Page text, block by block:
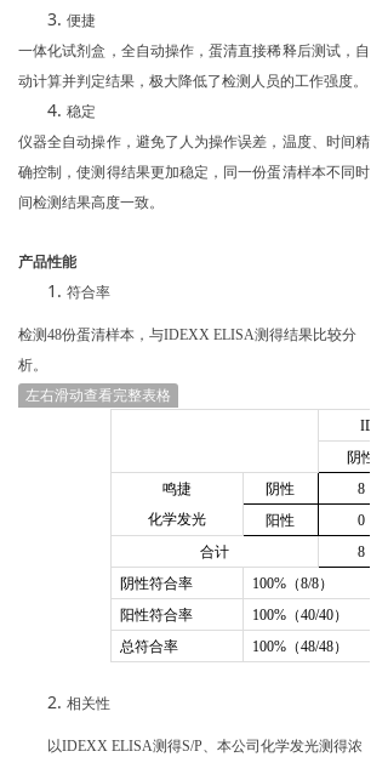
便捷
一体化试剂盒，全自动操作，蛋清直接稀释后测试，自
动计算并判定结果，极大降低了检测人员的工作强度。
稳定
仪器全自动操作，避免了人为操作误差，温度、时间精
确控制，使测得结果更加稳定，同一份蛋清样本不同时
间检测结果高度一致。
产品性能
符合率
检测48份蛋清样本，与IDEXX ELISA测得结果比较分
析。
左右滑动查看完整表格
阴性
鸣捷
化学发光
阴性
8
阳性
0
合计
8
阴性符合率
100%（8/8）
阳性符合率
100%（40/40）
总符合率
100%（48/48）
相关性
以IDEXX ELISA测得S/P、本公司化学发光测得浓